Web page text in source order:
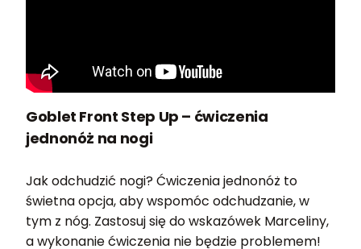
Goblet Front Step Up – ćwiczenia
jednonóż na nogi
Jak odchudzić nogi? Ćwiczenia jednonóż to
świetna opcja, aby wspomóc odchudzanie, w
tym z nóg. Zastosuj się do wskazówek Marceliny,
a wykonanie ćwiczenia nie będzie problemem!